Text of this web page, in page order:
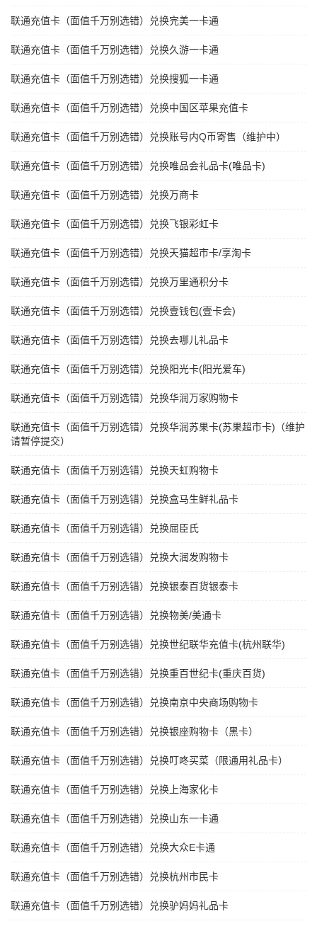
联通充值卡（面值千万别选错）兑换完美一卡通
联通充值卡（面值千万别选错）兑换久游一卡通
联通充值卡（面值千万别选错）兑换搜狐一卡通
联通充值卡（面值千万别选错）兑换中国区苹果充值卡
联通充值卡（面值千万别选错）兑换账号内Q币寄售（维护中）
联通充值卡（面值千万别选错）兑换唯品会礼品卡(唯品卡)
联通充值卡（面值千万别选错）兑换万商卡
联通充值卡（面值千万别选错）兑换飞银彩虹卡
联通充值卡（面值千万别选错）兑换天猫超市卡/享淘卡
联通充值卡（面值千万别选错）兑换万里通积分卡
联通充值卡（面值千万别选错）兑换壹钱包(壹卡会)
联通充值卡（面值千万别选错）兑换去哪儿礼品卡
联通充值卡（面值千万别选错）兑换阳光卡(阳光爱车)
联通充值卡（面值千万别选错）兑换华润万家购物卡
联通充值卡（面值千万别选错）兑换华润苏果卡(苏果超市卡)（维护
请暂停提交）
联通充值卡（面值千万别选错）兑换天虹购物卡
联通充值卡（面值千万别选错）兑换盒马生鲜礼品卡
联通充值卡（面值千万别选错）兑换屈臣氏
联通充值卡（面值千万别选错）兑换大润发购物卡
联通充值卡（面值千万别选错）兑换银泰百货银泰卡
联通充值卡（面值千万别选错）兑换物美/美通卡
联通充值卡（面值千万别选错）兑换世纪联华充值卡(杭州联华)
联通充值卡（面值千万别选错）兑换重百世纪卡(重庆百货)
联通充值卡（面值千万别选错）兑换南京中央商场购物卡
联通充值卡（面值千万别选错）兑换银座购物卡（黑卡）
联通充值卡（面值千万别选错）兑换叮咚买菜（限通用礼品卡）
联通充值卡（面值千万别选错）兑换上海家化卡
联通充值卡（面值千万别选错）兑换山东一卡通
联通充值卡（面值千万别选错）兑换大众E卡通
联通充值卡（面值千万别选错）兑换杭州市民卡
联通充值卡（面值千万别选错）兑换驴妈妈礼品卡